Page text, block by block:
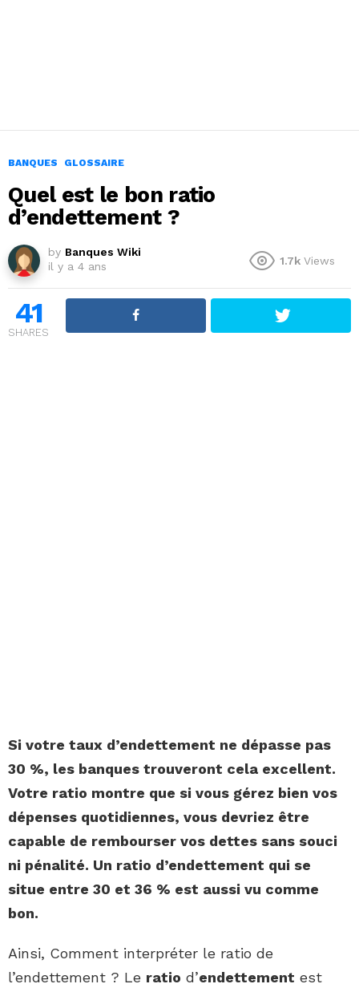
BANQUES GLOSSAIRE
Quel est le bon ratio
d’endettement ?
by Banques Wiki
il y a 4 ans
1.7k Views
41
SHARES
Si votre taux d’endettement ne dépasse pas
30 %, les banques trouveront cela excellent.
Votre ratio montre que si vous gérez bien vos
dépenses quotidiennes, vous devriez être
capable de rembourser vos dettes sans souci
ni pénalité. Un ratio d’endettement qui se
situe entre 30 et 36 % est aussi vu comme
bon.
Ainsi, Comment interpréter le ratio de
l’endettement ? Le ratio d’endettement est